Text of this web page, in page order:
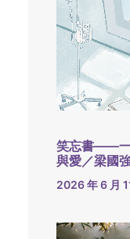
笑忘書——一
與愛／梁國
2026 年 6 月